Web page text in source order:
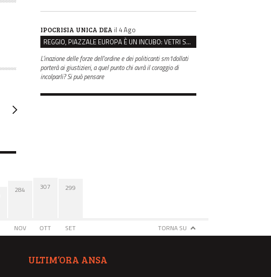
IPOCRISIA UNICA DEA il 4 Ago
REGGIO, PIAZZALE EUROPA È UN INCUBO: VETRI SPACCATI E FURTI SULLE AUTO IN SOSTA
L'inazione delle forze dell'ordine e dei politicanti sm1dollati
porterà ai giustizieri, a quel punto chi avrà il coraggio di
incolparli? Si può pensare
284
NOV
307
OTT
299
SET TORNA SU
ULTIM’ORA ANSA